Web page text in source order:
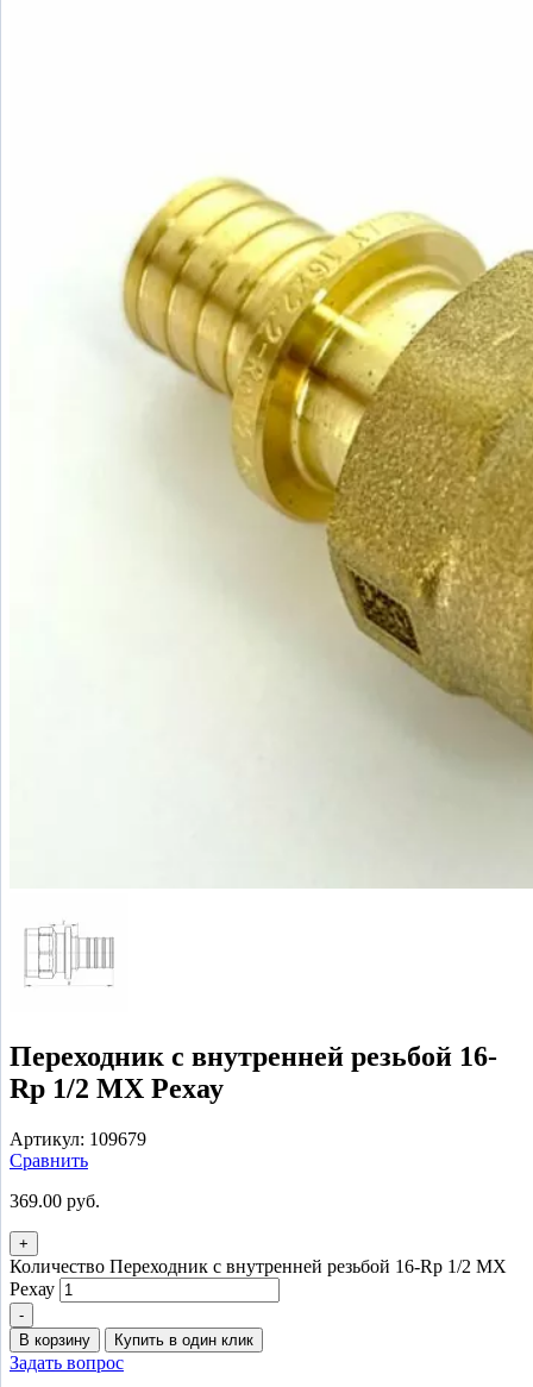
Переходник с внутренней резьбой 16-
Rp 1/2 MX Рехау
Артикул: 109679
Сравнить
369.00 руб.
+
Количество Переходник с внутренней резьбой 16-Rp 1/2 MX
Рехау
-
В корзину
Купить в один клик
Задать вопрос